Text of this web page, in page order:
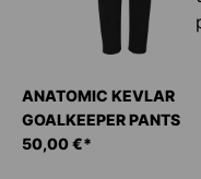
ANATOMIC KEVLAR
GOALKEEPER PANTS
50,00 €*